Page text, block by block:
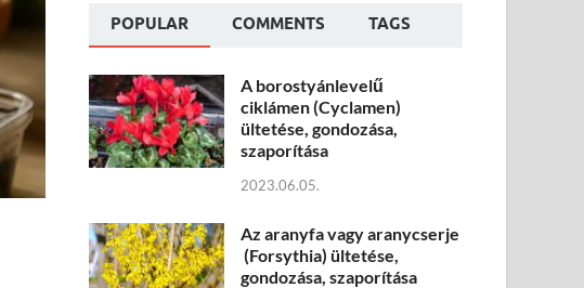
POPULAR COMMENTS TAGS
A borostyánlevelű
ciklámen (Cyclamen)
ültetése, gondozása,
szaporítása
2023.06.05.
Az aranyfa vagy aranycserje
(Forsythia) ültetése,
gondozása, szaporítása